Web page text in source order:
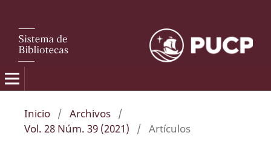
Inicio / Archivos /
Vol. 28 Núm. 39 (2021)
/ Artículos